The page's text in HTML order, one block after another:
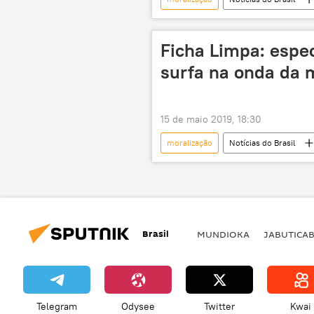
Alexandre de Moraes
Ficha Limpa:
surfa na onda da
15 de maio 2019, 18:30
moralização Notícias do Brasil
Paula Bernardelli
ficha limpa
Brasil MUNDIOKA
Telegram Odysee Twitter Kwai